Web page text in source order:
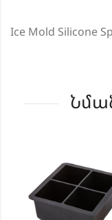
Ice Mold Silicone